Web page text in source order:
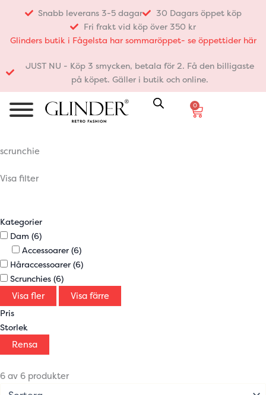
innehåll
Snabb leverans 3-5 dagar
30 Dagars öppet köp
Fri frakt vid köp över 350 kr
Glinders butik i Fågelsta har sommaröppet- se öppettider här
JUST NU - Köp 3 smycken, betala för 2. Få den billigaste
på köpet. Gäller i butik och online.
0
Varukorg
scrunchie
Visa filter
Kategorier
Dam (6)
Accessoarer (6)
Håraccessoarer (6)
Scrunchies (6)
Visa fler Visa färre
Pris
Storlek
Rensa
6 av 6 produkter